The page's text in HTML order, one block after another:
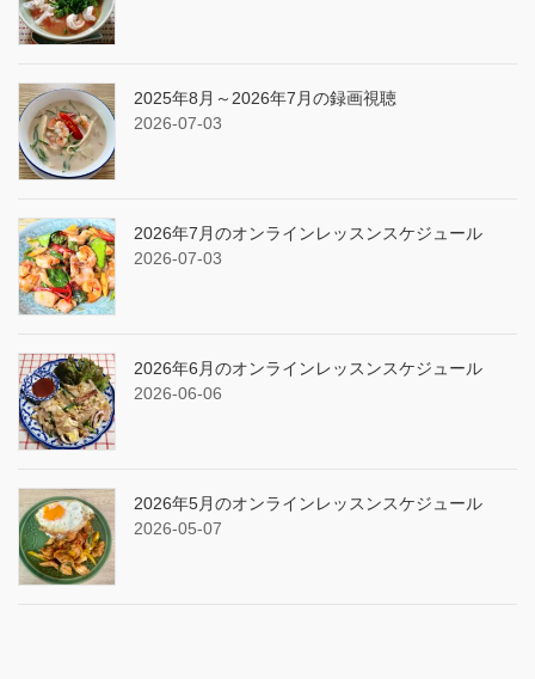
2025年8月～2026年7月の録画視聴
2026-07-03
2026年7月のオンラインレッスンスケジュール
2026-07-03
2026年6月のオンラインレッスンスケジュール
2026-06-06
2026年5月のオンラインレッスンスケジュール
2026-05-07